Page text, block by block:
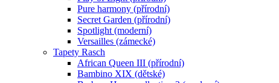
Pure harmony (přírodní)
Secret Garden (přírodní)
Spotlight (moderní)
Versailles (zámecké)
Tapety Rasch
African Queen III (přírodní)
Bambino XIX (dětské)